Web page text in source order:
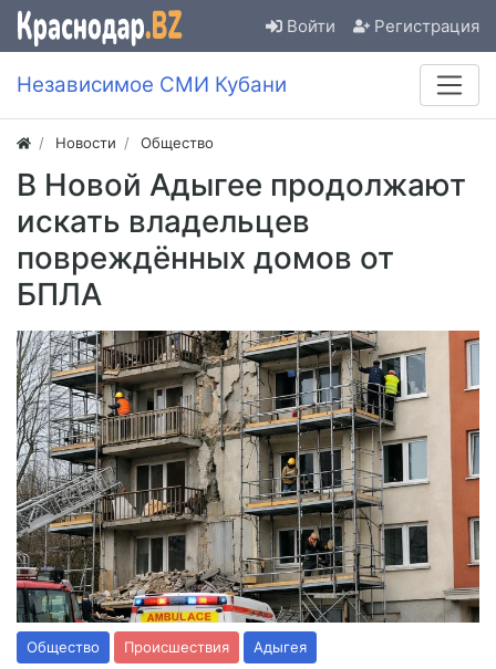
Войти Регистрация
Независимое СМИ Кубани
Новости Общество
В Новой Адыгее продолжают
искать владельцев
повреждённых домов от
БПЛА
Общество Происшествия Адыгея